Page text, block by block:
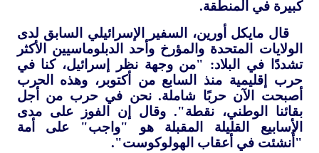
كبيرة في المنطقة.
قال مايكل أورين، السفير الإسرائيلي السابق لدى
الولايات المتحدة والمؤرخ وأحد الدبلوماسيين الأكثر
تشددًا في البلاد: "من وجهة نظر إسرائيل، كنا في
حرب إقليمية منذ السابع من أكتوبر، وهذه الحرب
أصبحت الآن حربًا شاملة. نحن في حرب من أجل
بقائنا الوطني، نقطة". وقال إن الفوز على مدى
الأسابيع القليلة المقبلة هو "واجب" على أمة
"أُنشئت في أعقاب الهولوكوست".